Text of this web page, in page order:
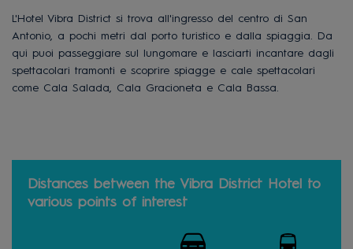
L'Hotel Vibra District si trova all'ingresso del centro di San
Antonio, a pochi metri dal porto turistico e dalla spiaggia. Da
qui puoi passeggiare sul lungomare e lasciarti incantare dagli
spettacolari tramonti e scoprire spiagge e cale spettacolari
come Cala Salada, Cala Gracioneta e Cala Bassa.
Distances between the Vibra District Hotel to
various points of interest